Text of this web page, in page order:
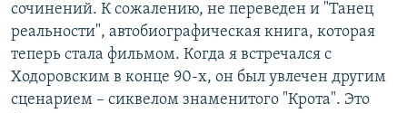
сочинений. К сожалению, не переведен и "Танец
реальности", автобиографическая книга, которая
теперь стала фильмом. Когда я встречался с
Ходоровским в конце 90-х, он был увлечен другим
сценарием – сиквелом знаменитого "Крота". Это